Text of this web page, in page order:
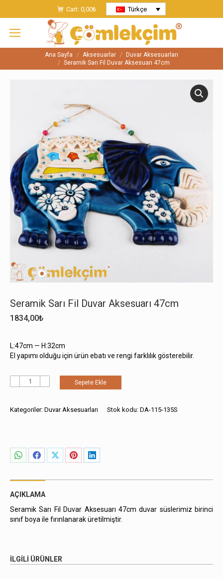
Cart: 0,00₺ Türkçe
You are here:Ana Sayfa Aksesuarlar
Duvar Aksesuarları
Seramik Sarı Fil Duvar Aksesuarı 47cm
Seramik Sarı Fil Duvar Aksesuarı 47cm
1834,00₺
L:47cm — H:32cm
El yapımı olduğu için ürün ebatı ve rengi farklılık gösterebilir.
Seramik
Duvar
Sepete Ekle
Kategoriler: Duvar Aksesuarları Stok kodu: DA-115-135S
Share
WhatsApp
Share
Facebook
ShareShareShare
AÇIKLAMA
Seramik Sarı Fil Duvar Aksesuarı 47cm duvar süslerimiz birinci
sınıf boya ile fırınlanarak üretilmiştir.
İLGILI ÜRÜNLER